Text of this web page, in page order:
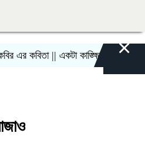
কবিতা || একটা কাঙ্ক্ষিত স্বপ্নের গল্প
×